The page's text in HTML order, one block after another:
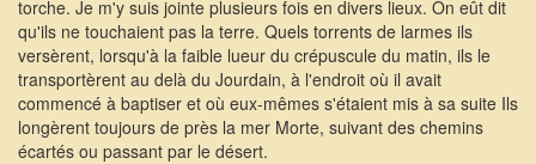
torche. Je m'y suis jointe plusieurs fois en divers lieux. On eût dit
qu'ils ne touchaient pas la terre. Quels torrents de larmes ils
versèrent, lorsqu'à la faible lueur du crépuscule du matin, ils le
transportèrent au delà du Jourdain, à l'endroit où il avait
commencé à baptiser et où eux-mêmes s'étaient mis à sa suite Ils
longèrent toujours de près la mer Morte, suivant des chemins
écartés ou passant par le désert.